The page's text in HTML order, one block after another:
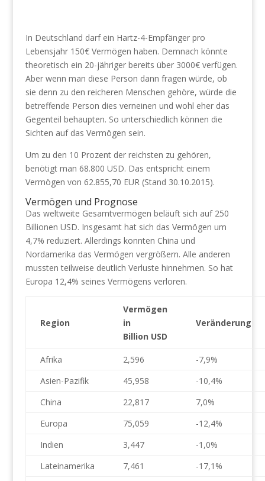
In Deutschland darf ein Hartz-4-Empfänger pro
Lebensjahr 150€ Vermögen haben. Demnach könnte
theoretisch ein 20-jähriger bereits über 3000€ verfügen.
Aber wenn man diese Person dann fragen würde, ob
sie denn zu den reicheren Menschen gehöre, würde die
betreffende Person dies verneinen und wohl eher das
Gegenteil behaupten. So unterschiedlich können die
Sichten auf das Vermögen sein.
Um zu den 10 Prozent der reichsten zu gehören,
benötigt man 68.800 USD. Das entspricht einem
Vermögen von 62.855,70 EUR (Stand 30.10.2015).
Vermögen und Prognose
Das weltweite Gesamtvermögen beläuft sich auf 250
Billionen USD. Insgesamt hat sich das Vermögen um
4,7% reduziert. Allerdings konnten China und
Nordamerika das Vermögen vergrößern. Alle anderen
mussten teilweise deutlich Verluste hinnehmen. So hat
Europa 12,4% seines Vermögens verloren.
Region
Vermögen
in
Billion USD
Veränderung
Afrika 2,596
-7,9%
Asien-Pazifik
45,958
-10,4%
China
22,817
7,0%
Europa
75,059
-12,4%
Indien
3,447
-1,0%
Lateinamerika
7,461
-17,1%